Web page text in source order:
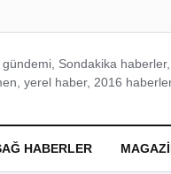
Sondakika
yerel haber, 2016
HABERLER